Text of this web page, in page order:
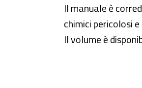
Il manuale è
chimici pericolosi
Il volume è